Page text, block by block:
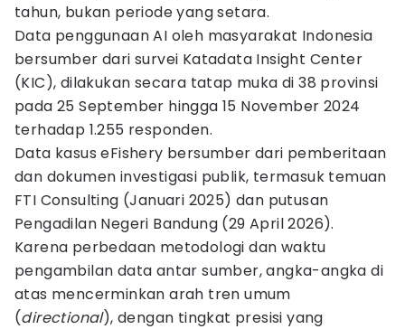
tahun, bukan periode yang setara.
Data penggunaan AI oleh masyarakat Indonesia
bersumber dari survei Katadata Insight Center
(KIC), dilakukan secara tatap muka di 38 provinsi
pada 25 September hingga 15 November 2024
terhadap 1.255 responden.
Data kasus eFishery bersumber dari pemberitaan
dan dokumen investigasi publik, termasuk temuan
FTI Consulting (Januari 2025) dan putusan
Pengadilan Negeri Bandung (29 April 2026).
Karena perbedaan metodologi dan waktu
pengambilan data antar sumber, angka-angka di
atas mencerminkan arah tren umum
(directional), dengan tingkat presisi yang